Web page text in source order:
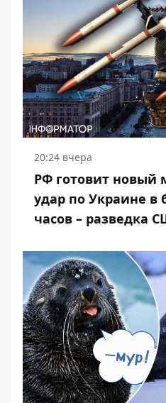
20:24 вчера
РФ готовит новый
удар по Украине
часов – разведка